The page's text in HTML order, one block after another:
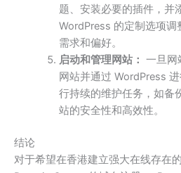
题、安装必要的插件，并
WordPress 的定制选项
需求和偏好。
启动和管理网站： 一旦网
网站并通过 WordPress
行持续的维护任务，如备
站的安全性和高效性。
结论
对于希望在香港建立强大在线存在